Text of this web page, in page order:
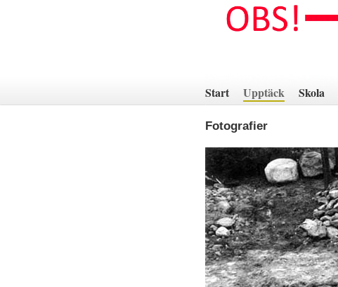
innehåll
Start Upptäck Skola
Fotografier